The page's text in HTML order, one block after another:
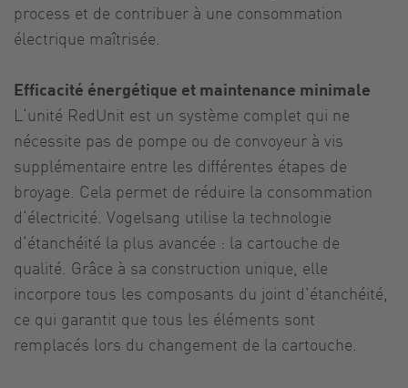
process et de contribuer à une consommation
électrique maîtrisée.
Efficacité énergétique et maintenance minimale
L‘unité RedUnit est un système complet qui ne
nécessite pas de pompe ou de convoyeur à vis
supplémentaire entre les différentes étapes de
broyage. Cela permet de réduire la consommation
d‘électricité. Vogelsang utilise la technologie
d‘étanchéité la plus avancée : la cartouche de
qualité. Grâce à sa construction unique, elle
incorpore tous les composants du joint d’étanchéité,
ce qui garantit que tous les éléments sont
remplacés lors du changement de la cartouche.